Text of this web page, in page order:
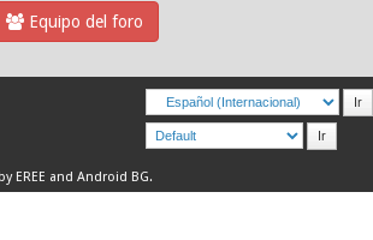
Equipo del foro
EREE and Android BG.